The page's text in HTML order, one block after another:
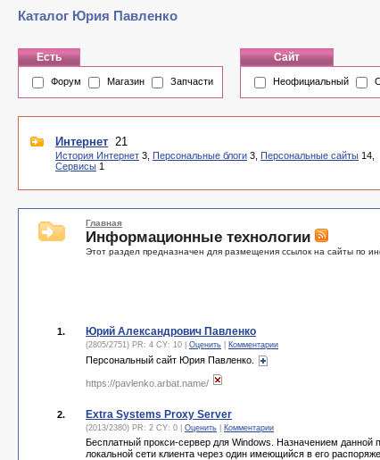
Каталог Юрия Павленко
Есть
Форум Магазин Запчасти
Сайт
Неофициальный
Интернет 21
История Интернет 3, Персональные блоги 3, Персональные сайты 14,
Сервисы 1
Главная
Информационные технологии
Этот раздел предназначен для размещения ссылок на сайты по
1. Юрий Александрович Павленко
(2805/2751) PR: 4 CY: 10 | Оценить Комментарии
Персональный сайт Юрия Павленко.
https://pavlenko.arbat.name/
2. Extra Systems Proxy Server
(2013/2380) PR: 2 CY: 0 | Оценить Комментарии
Бесплатный прокси-сервер для Windows. Назначением
локальной сети клиента через один имеющийся в его